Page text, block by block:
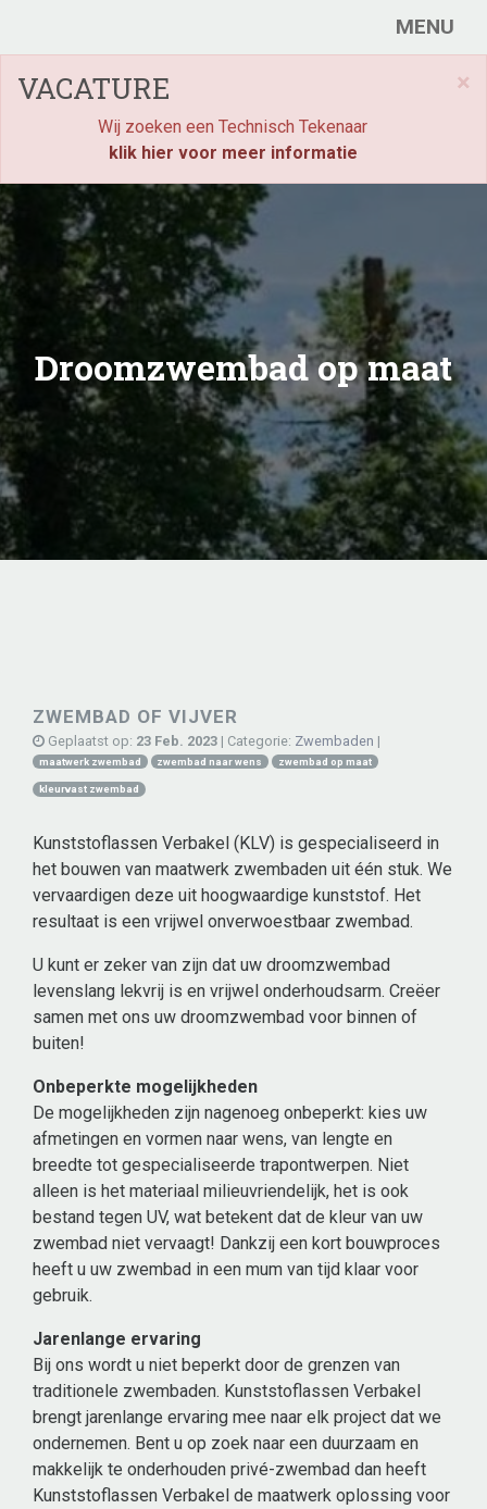
MENU
×
VACATURE
Wij zoeken een Technisch Tekenaar
klik hier voor meer informatie
Droomzwembad op maat
ZWEMBAD OF VIJVER
Geplaatst op: 23 Feb. 2023 | Categorie: Zwembaden |
maatwerk zwembad zwembad naar wens zwembad op maat
kleurvast zwembad
Kunststoflassen Verbakel (KLV) is gespecialiseerd in
het bouwen van maatwerk zwembaden uit één stuk. We
vervaardigen deze uit hoogwaardige kunststof. Het
resultaat is een vrijwel onverwoestbaar zwembad.
U kunt er zeker van zijn dat uw droomzwembad
levenslang lekvrij is en vrijwel onderhoudsarm. Creëer
samen met ons uw droomzwembad voor binnen of
buiten!
Onbeperkte mogelijkheden
De mogelijkheden zijn nagenoeg onbeperkt: kies uw
afmetingen en vormen naar wens, van lengte en
breedte tot gespecialiseerde trapontwerpen. Niet
alleen is het materiaal milieuvriendelijk, het is ook
bestand tegen UV, wat betekent dat de kleur van uw
zwembad niet vervaagt! Dankzij een kort bouwproces
heeft u uw zwembad in een mum van tijd klaar voor
gebruik.
Jarenlange ervaring
Bij ons wordt u niet beperkt door de grenzen van
traditionele zwembaden. Kunststoflassen Verbakel
brengt jarenlange ervaring mee naar elk project dat we
ondernemen. Bent u op zoek naar een duurzaam en
makkelijk te onderhouden privé-zwembad dan heeft
Kunststoflassen Verbakel de maatwerk oplossing voor